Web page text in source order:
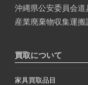
沖縄県公安委員会
産業廃棄物収集運
買取について
家具買取品目